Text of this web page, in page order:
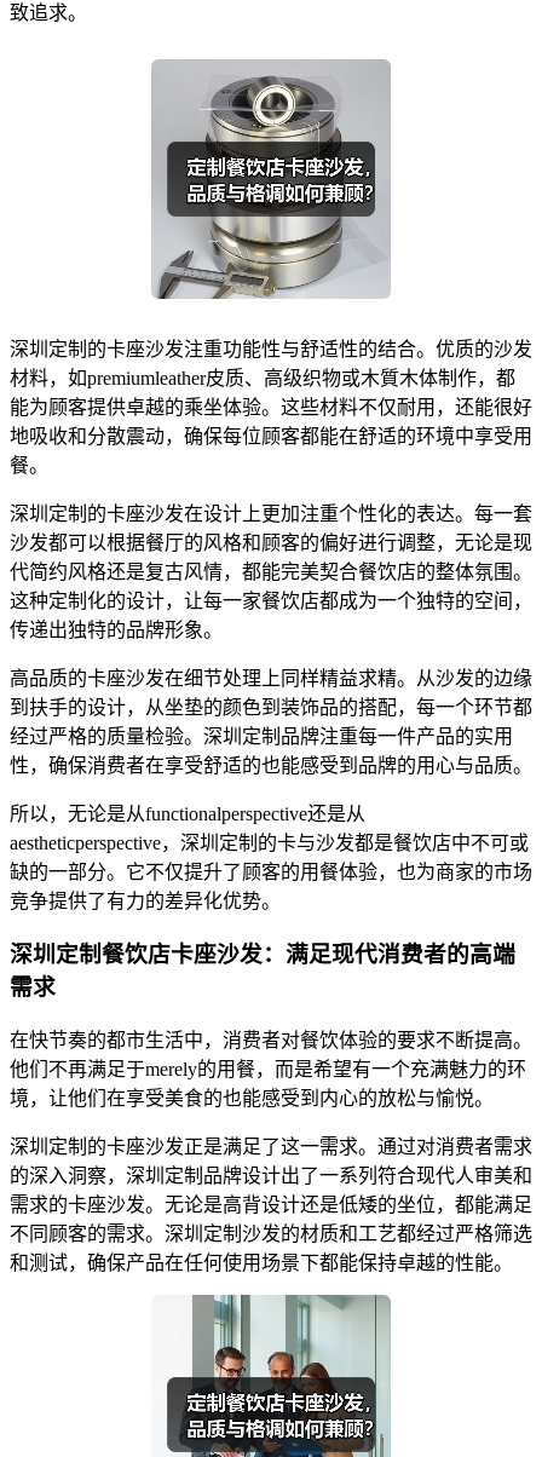
致追求。
深圳定制的卡座沙发注重功能性与舒适性的结合。优质的沙发
材料，如premiumleather皮质、高级织物或木質木体制作，都
能为顾客提供卓越的乘坐体验。这些材料不仅耐用，还能很好
地吸收和分散震动，确保每位顾客都能在舒适的环境中享受用
餐。
深圳定制的卡座沙发在设计上更加注重个性化的表达。每一套
沙发都可以根据餐厅的风格和顾客的偏好进行调整，无论是现
代简约风格还是复古风情，都能完美契合餐饮店的整体氛围。
这种定制化的设计，让每一家餐饮店都成为一个独特的空间，
传递出独特的品牌形象。
高品质的卡座沙发在细节处理上同样精益求精。从沙发的边缘
到扶手的设计，从坐垫的颜色到装饰品的搭配，每一个环节都
经过严格的质量检验。深圳定制品牌注重每一件产品的实用
性，确保消费者在享受舒适的也能感受到品牌的用心与品质。
所以，无论是从functionalperspective还是从
aestheticperspective，深圳定制的卡与沙发都是餐饮店中不可或
缺的一部分。它不仅提升了顾客的用餐体验，也为商家的市场
竞争提供了有力的差异化优势。
深圳定制餐饮店卡座沙发：满足现代消费者的高端
需求
在快节奏的都市生活中，消费者对餐饮体验的要求不断提高。
他们不再满足于merely的用餐，而是希望有一个充满魅力的环
境，让他们在享受美食的也能感受到内心的放松与愉悦。
深圳定制的卡座沙发正是满足了这一需求。通过对消费者需求
的深入洞察，深圳定制品牌设计出了一系列符合现代人审美和
需求的卡座沙发。无论是高背设计还是低矮的坐位，都能满足
不同顾客的需求。深圳定制沙发的材质和工艺都经过严格筛选
和测试，确保产品在任何使用场景下都能保持卓越的性能。